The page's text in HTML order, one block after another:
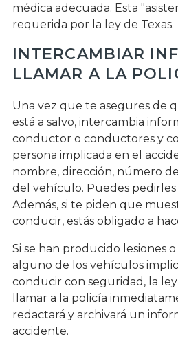
médica adecuada. Esta
requerida por la ley de Texas.
INTERCAMBIAR
LLAMAR A LA
Una vez que te asegures de
está a salvo, intercambia
conductor o conductores y
persona implicada en el
nombre, dirección, número
del vehículo. Puedes
Además, si te piden que
conducir, estás obligado a
Si se han producido lesiones
alguno de los vehículos
conducir con seguridad, la ley
llamar a la policía
redactará y archivará un
accidente.